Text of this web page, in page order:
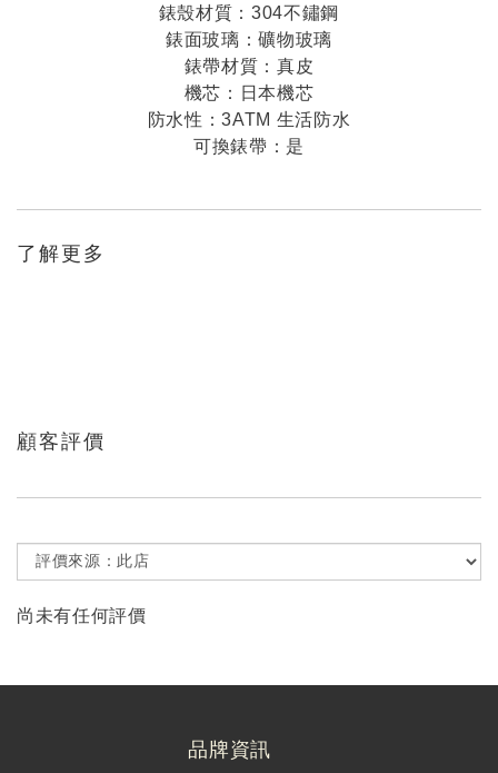
錶殼材質：304不鏽鋼
錶面玻璃：礦物玻璃
錶帶材質：真皮
機芯：日本機芯
防水性：3ATM 生活防水
可換錶帶：是
了解更多
顧客評價
尚未有任何評價
品牌資訊